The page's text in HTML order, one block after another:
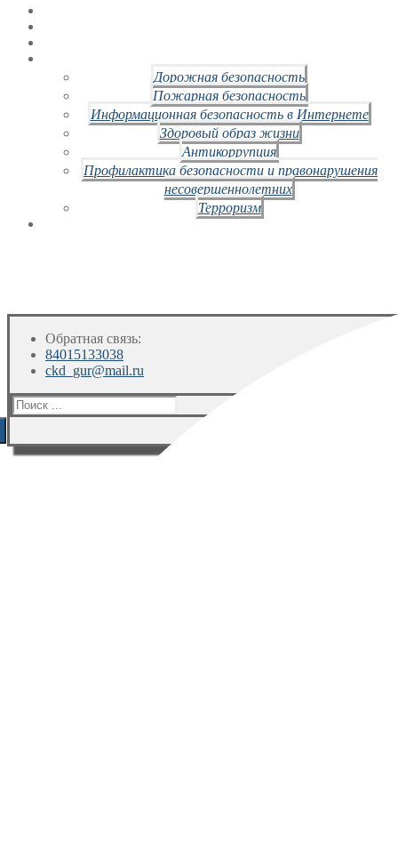
Дорожная безопасность
Пожарная безопасность
Информационная безопасность в Интернете
Здоровый образ жизни
Антикоррупция
Профилактика безопасности и правонарушения
несовершеннолетних
Терроризм
Обратная связь:
84015133038
ckd_gur@mail.ru
Искать: